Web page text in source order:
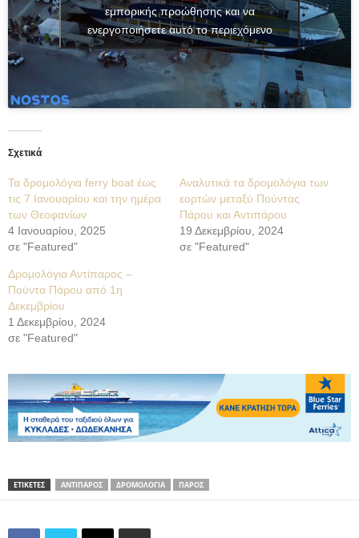
εμπορικής προώθησης και να
ενεργοποιήσετε αυτό το περιεχόμενο
Σχετικά
Τα δρομολόγια ferry boat έως
τις 7 Ιανουαρίου και την ημέρα
των Θεοφανίων
4 Ιανουαρίου, 2025
σε "Featured"
Αναλυτικά τα δρομολόγια των
εορτών μεταξύ Πούντας
Πάρου και Αντιπάρου
19 Δεκεμβρίου, 2024
σε "Featured"
Δρομολόγια Αντίπαρος –
Πούντα Πάρου από 1η
Δεκεμβρίου
1 Δεκεμβρίου, 2024
σε "Featured"
ΕΤΙΚΕΤΕΣ ΑΝΤΙΠΑΡΟΣ ΔΡΟΜΟΛΟΓΙΑ ΠΑΡΟΣ